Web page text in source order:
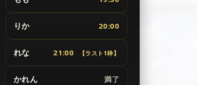
りか 20:00
れな 21:00 【ラスト1枠】
かれん 満了